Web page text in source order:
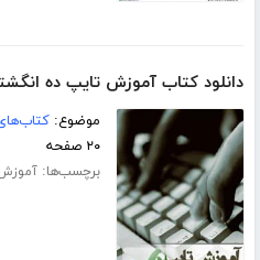
دانلود کتاب آموزش تایپ ده
موضوع:
۲۰ صفحه
برچسب‌ها: